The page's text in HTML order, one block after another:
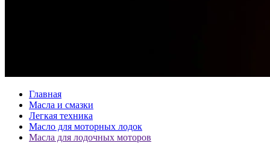
Главная
Масла и смазки
Легкая техника
Масло для моторных лодок
Масла для лодочных моторов